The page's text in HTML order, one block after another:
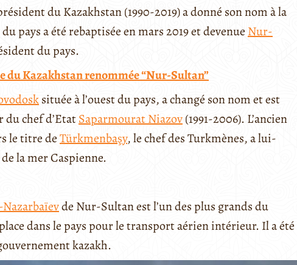
du Kazakhstan (1990-2019) a donné son nom à la
pays a été rebaptisée en mars 2019 et devenue Nur-
du pays.
du Kazakhstan renommée “Nur-Sultan”
située à l’ouest du pays, a changé son nom et est
du chef d’EtatSaparmourat Niazov(1991-2006). L’ancien
le titre deTürkmenbaşy, le chef des Turkmènes, a lui-
la mer Caspienne.
de Nur-Sultan est l’un des plus grands du
dans le pays pour le transport aérien intérieur. Il a été
kazakh.